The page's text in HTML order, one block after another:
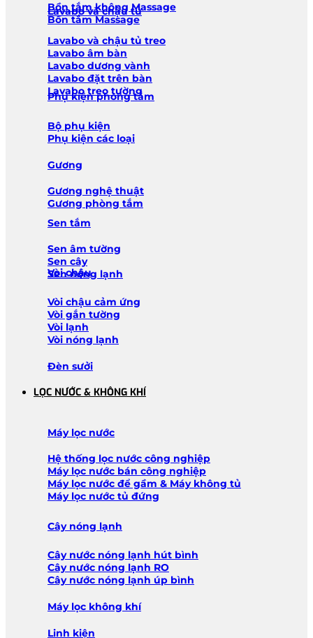
Bồn tắm không Massage
Bồn tắm Massage
Lavabo và chậu tủ
Lavabo và chậu tủ treo
Lavabo âm bàn
Lavabo dương vành
Lavabo đặt trên bàn
Lavabo treo tường
Phụ kiện phòng tắm
Bộ phụ kiện
Phụ kiện các loại
Gương
Gương nghệ thuật
Gương phòng tắm
Sen tắm
Sen âm tường
Sen cây
Sen nóng lạnh
Vòi chậu
Vòi chậu cảm ứng
Vòi gắn tường
Vòi lạnh
Vòi nóng lạnh
Đèn sưởi
LỌC NƯỚC & KHÔNG KHÍ
Máy lọc nước
Hệ thống lọc nước công nghiệp
Máy lọc nước bán công nghiệp
Máy lọc nước để gầm & Máy không tủ
Máy lọc nước tủ đứng
Cây nóng lạnh
Cây nước nóng lạnh hút bình
Cây nước nóng lạnh RO
Cây nước nóng lạnh úp bình
Máy lọc không khí
Linh kiện